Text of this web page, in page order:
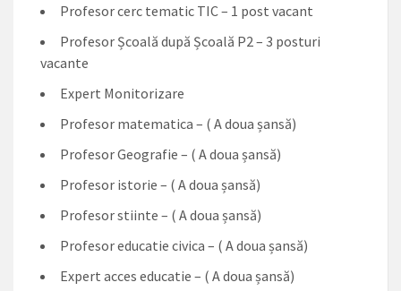
Profesor cerc tematic TIC – 1 post vacant
Profesor Școală după Școală P2 – 3 posturi
vacante
Expert Monitorizare
Profesor matematica – ( A doua șansă)
Profesor Geografie – ( A doua șansă)
Profesor istorie – ( A doua șansă)
Profesor stiinte – ( A doua șansă)
Profesor educatie civica – ( A doua șansă)
Expert acces educatie – ( A doua șansă)